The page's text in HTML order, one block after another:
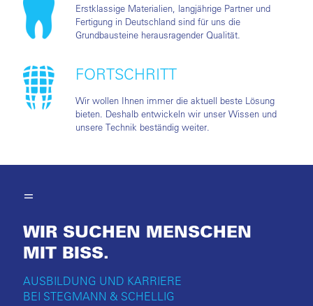
Erstklassige Materialien, langjährige Partner und
Fertigung in Deutschland sind für uns die
Grundbausteine herausragender Qualität.
FORTSCHRITT
Wir wollen Ihnen immer die aktuell beste Lösung
bieten. Deshalb entwickeln wir unser Wissen und
unsere Technik beständig weiter.
WIR SUCHEN MENSCHEN
MIT BISS.
AUSBILDUNG UND KARRIERE
BEI STEGMANN & SCHELLIG